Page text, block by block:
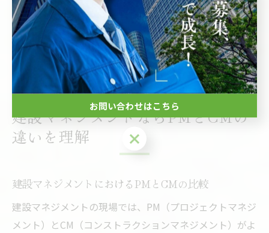
うことで、同じミスの再発を防ぎ、現場全体の技術力向
上に寄与します。建設マネジメント資格の勉強や技術講
習会への参加も、知識の幅を広げる有効な方法です。
日々の積み重ねが、現場力を確実に底上げします。
建設マネジメントならPMとCMの
違いを理解
建設マネジメントにおけるPMとCMの比較
建設マネジメントの現場では、PM（プロジェクトマネジ
メント）とCM（コンストラクションマネジメント）がよ
お問い合わせはこちら
お問い合わせはこちら